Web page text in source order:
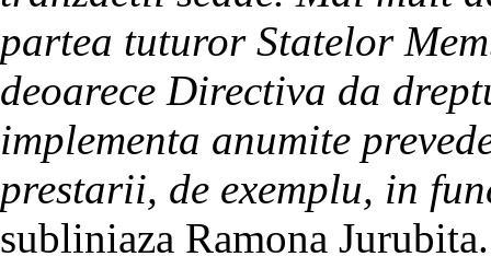
partea tuturor Statelor
deoarece Directiva da
implementa anumite
prestarii, de exemplu, in
subliniaza Ramona Jurubita.